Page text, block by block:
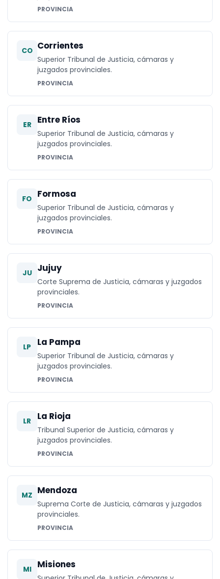
PROVINCIA
CO Corrientes
Superior Tribunal de Justicia, cámaras y
juzgados provinciales.
PROVINCIA
ER Entre Ríos
Superior Tribunal de Justicia, cámaras y
juzgados provinciales.
PROVINCIA
FO Formosa
Superior Tribunal de Justicia, cámaras y
juzgados provinciales.
PROVINCIA
JU Jujuy
Corte Suprema de Justicia, cámaras y juzgados
provinciales.
PROVINCIA
LP La Pampa
Superior Tribunal de Justicia, cámaras y
juzgados provinciales.
PROVINCIA
LR La Rioja
Tribunal Superior de Justicia, cámaras y
juzgados provinciales.
PROVINCIA
MZ Mendoza
Suprema Corte de Justicia, cámaras y juzgados
provinciales.
PROVINCIA
MI Misiones